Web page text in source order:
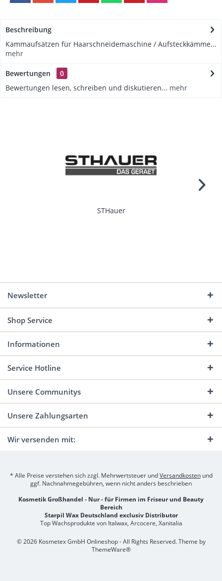
Beschreibung
Kammaufsätzen für Haarschneidemaschine / Aufsteckkämme...
mehr
Bewertungen
0
Bewertungen lesen, schreiben und diskutieren... mehr
STHauer
Newsletter
Shop Service
Informationen
Service Hotline
Unsere Communitys
Unsere Zahlungsarten
Wir versenden mit:
* Alle Preise verstehen sich zzgl. Mehrwertsteuer undVersandkostenund
ggf. Nachnahmegebühren, wenn nicht anders beschrieben
Kosmetik Großhandel - Nur - für Firmen im Friseur und Beauty
Bereich
Starpil Wax Deutschland exclusiv Distributor
Top Wachsprodukte von Italwax, Arcocere, Xanitalia
© 2026 Kosmetex GmbH Onlineshop - All Rights Reserved. Theme by
ThemeWare®